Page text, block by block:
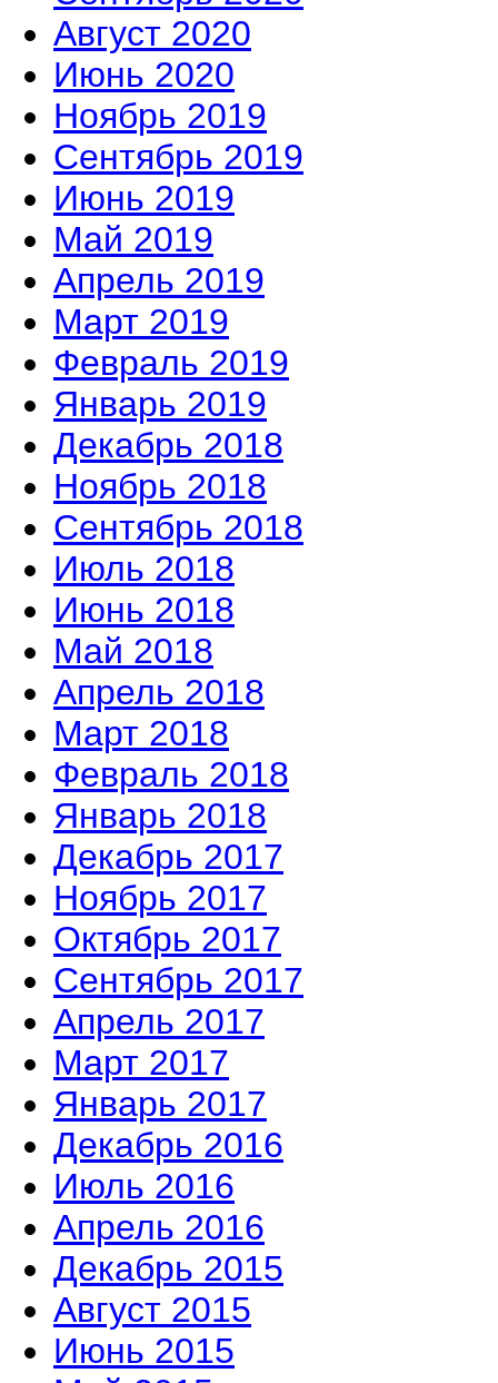
Август 2020
Июнь 2020
Ноябрь 2019
Сентябрь 2019
Июнь 2019
Май 2019
Апрель 2019
Март 2019
Февраль 2019
Январь 2019
Декабрь 2018
Ноябрь 2018
Сентябрь 2018
Июль 2018
Июнь 2018
Май 2018
Апрель 2018
Март 2018
Февраль 2018
Январь 2018
Декабрь 2017
Ноябрь 2017
Октябрь 2017
Сентябрь 2017
Апрель 2017
Март 2017
Январь 2017
Декабрь 2016
Июль 2016
Апрель 2016
Декабрь 2015
Август 2015
Июнь 2015